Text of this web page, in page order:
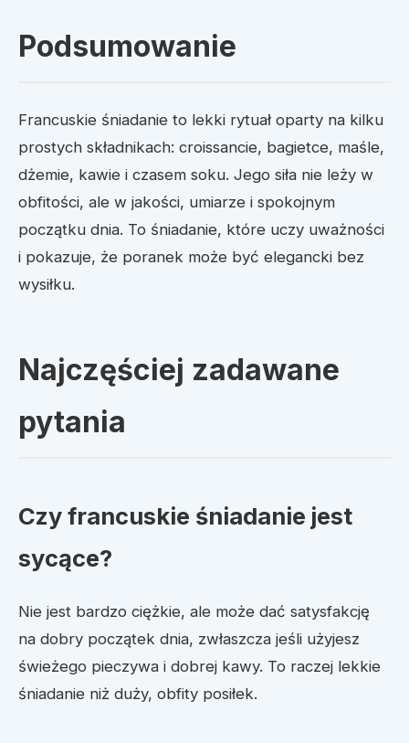
Podsumowanie
Francuskie śniadanie to lekki rytuał oparty na kilku
prostych składnikach: croissancie, bagietce, maśle,
dżemie, kawie i czasem soku. Jego siła nie leży w
obfitości, ale w jakości, umiarze i spokojnym
początku dnia. To śniadanie, które uczy uważności
i pokazuje, że poranek może być elegancki bez
wysiłku.
Najczęściej zadawane
pytania
Czy francuskie śniadanie jest
sycące?
Nie jest bardzo ciężkie, ale może dać satysfakcję
na dobry początek dnia, zwłaszcza jeśli użyjesz
świeżego pieczywa i dobrej kawy. To raczej lekkie
śniadanie niż duży, obfity posiłek.